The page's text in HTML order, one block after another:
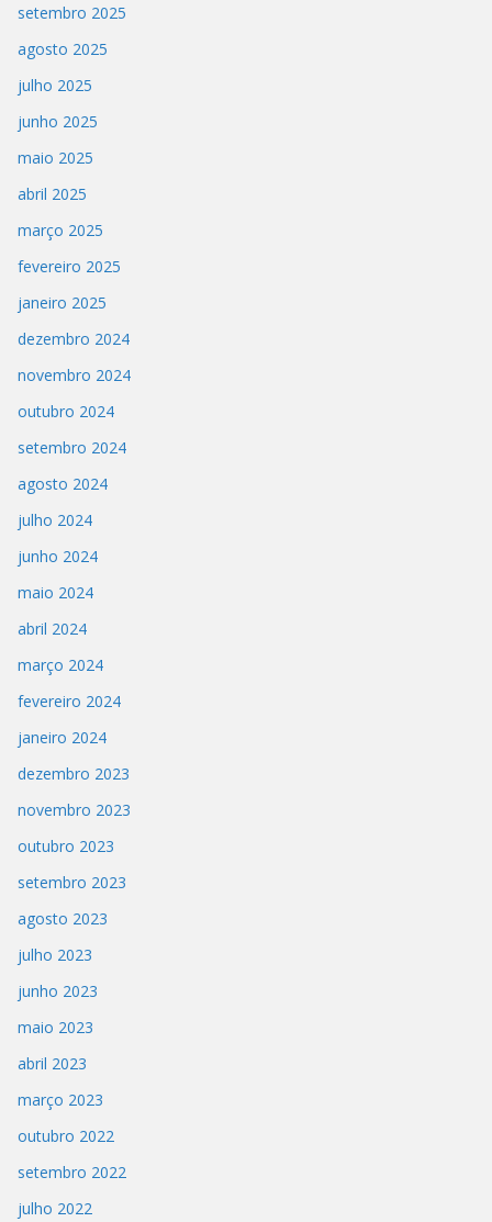
setembro 2025
agosto 2025
julho 2025
junho 2025
maio 2025
abril 2025
março 2025
fevereiro 2025
janeiro 2025
dezembro 2024
novembro 2024
outubro 2024
setembro 2024
agosto 2024
julho 2024
junho 2024
maio 2024
abril 2024
março 2024
fevereiro 2024
janeiro 2024
dezembro 2023
novembro 2023
outubro 2023
setembro 2023
agosto 2023
julho 2023
junho 2023
maio 2023
abril 2023
março 2023
outubro 2022
setembro 2022
julho 2022